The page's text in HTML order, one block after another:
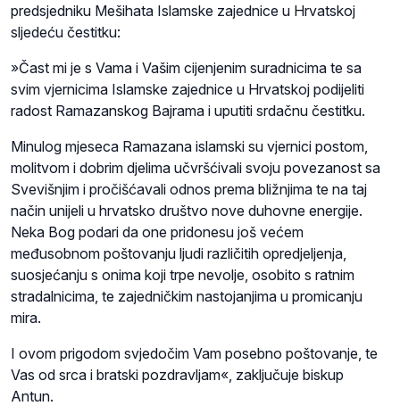
predsjedniku Mešihata Islamske zajednice u Hrvatskoj
sljedeću čestitku:
»Čast mi je s Vama i Vašim cijenjenim suradnicima te sa
svim vjernicima Islamske zajednice u Hrvatskoj podijeliti
radost Ramazanskog Bajrama i uputiti srdačnu čestitku.
Minulog mjeseca Ramazana islamski su vjernici postom,
molitvom i dobrim djelima učvršćivali svoju povezanost sa
Svevišnjim i pročišćavali odnos prema bližnjima te na taj
način unijeli u hrvatsko društvo nove duhovne energije.
Neka Bog podari da one pridonesu još većem
međusobnom poštovanju ljudi različitih opredjeljenja,
suosjećanju s onima koji trpe nevolje, osobito s ratnim
stradalnicima, te zajedničkim nastojanjima u promicanju
mira.
I ovom prigodom svjedočim Vam posebno poštovanje, te
Vas od srca i bratski pozdravljam«, zaključuje biskup
Antun.